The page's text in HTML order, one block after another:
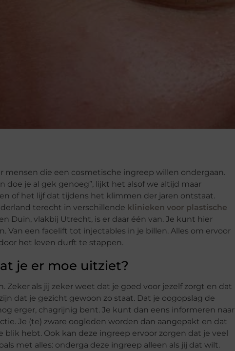
mensen die een cosmetische ingreep willen ondergaan.
doe je al gek genoeg”, lijkt het alsof we altijd maar
of het lijf dat tijdens het klimmen der jaren ontstaat.
terecht in verschillende klinieken voor plastische
Duin, vlakbij Utrecht, is er daar één van. Je kunt hier
Van een facelift tot injectables in je billen. Alles om ervoor
het leven durft te stappen.
je er moe uitziet?
Zeker als jij zeker weet dat je goed voor jezelf zorgt en dat
dat je gezicht gewoon zo staat. Dat je oogopslag de
erger, chagrijnig bent. Je kunt dan eens informeren naar
Je (te) zware oogleden worden dan aangepakt en dat
blik hebt. Ook kan deze ingreep ervoor zorgen dat je veel
met alles: onderga deze ingreep alleen als jij dat wilt.